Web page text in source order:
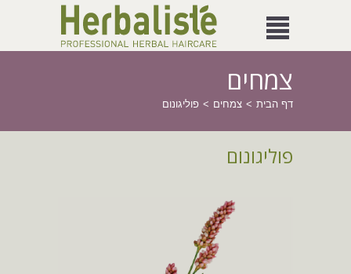
צמחים
דף הבית צמחים פוליגונום
פוליגונום